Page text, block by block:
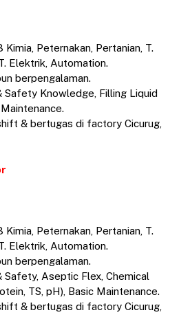
Kimia, Peternakan, Pertanian, T.
Elektrik, Automation.
berpengalaman.
Safety Knowledge, Filling Liquid
& bertugas di factory Cicurug,
Kimia, Peternakan, Pertanian, T.
Elektrik, Automation.
berpengalaman.
Safety, Aseptic Flex, Chemical
TS, pH), Basic Maintenance.
& bertugas di factory Cicurug,